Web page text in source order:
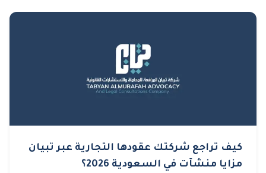
كيف تراجع شركتك عقودها التجارية عبر تبيان
مزايا منشآت في السعودية 2026؟